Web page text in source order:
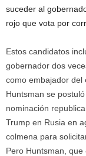
suceder al
rojo que vota por
Estos candidatos
gobernador dos
como embajador del
Huntsman se
nominación
Trump en Rusia en
colmena para
Pero Huntsman,